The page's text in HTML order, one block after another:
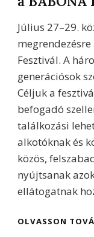
Július 27–29.
megrendezésre
Fesztivál. A
generációsok
Céljuk a
befogadó
találkozási
alkotóknak és
közös,
nyújtsanak
ellátogatnak
OLVASSON